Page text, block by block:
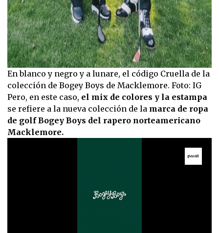
En blanco y negro y a lunare, el código Cruella de la
colección de Bogey Boys de Macklemore. Foto: IG
Pero, en este caso, el mix de colores y la estampa
se refiere a la nueva colección de la marca de ropa
de golf Bogey Boys del rapero norteamericano
Macklemore.